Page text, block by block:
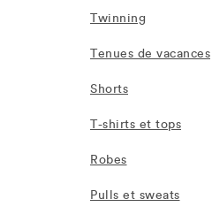
Twinning
Tenues de vacances
Shorts
T-shirts et tops
Robes
Pulls et sweats